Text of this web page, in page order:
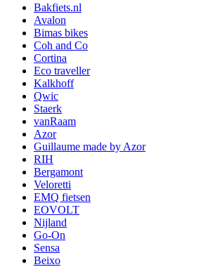
Bakfiets.nl
Avalon
Bimas bikes
Coh and Co
Cortina
Eco traveller
Kalkhoff
Qwic
Staerk
vanRaam
Azor
Guillaume made by Azor
RIH
Bergamont
Veloretti
EMQ fietsen
EOVOLT
Nijland
Go-On
Sensa
Beixo